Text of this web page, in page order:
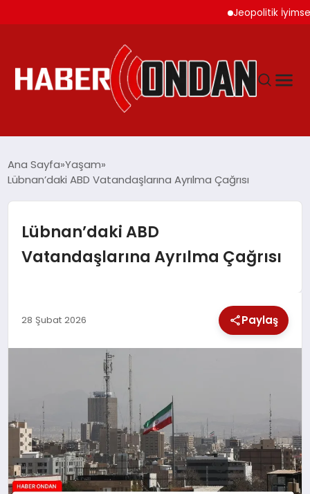
Jeopolitik İyimserlik
DÜNYA
SPOR
YAŞAM
Ana Sayfa Yaşam
Lübnan’daki ABD Vatandaşlarına Ayrılma Çağrısı
Lübnan’daki ABD
Vatandaşlarına Ayrılma Çağrısı
28 Şubat 2026 Paylaş